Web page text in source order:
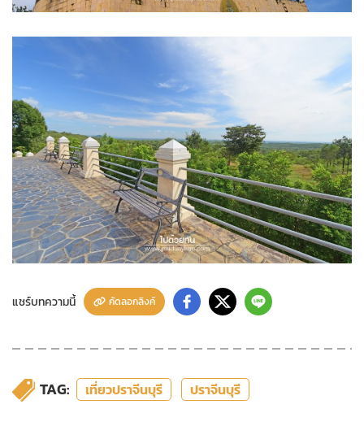
แชร์บทความนี้ คัดลอกลิงค์
TAG: เที่ยวปราจีนบุรี ปราจีนบุรี